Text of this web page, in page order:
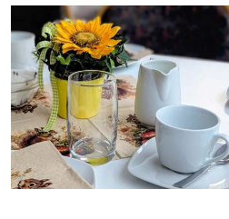
Musikstar
Hoffner
beim